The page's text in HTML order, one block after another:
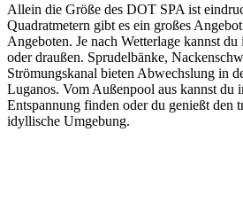
Allein die Größe des DOT SPA ist
Quadratmetern gibt es ein großes
Angeboten. Je nach Wetterlage kannst
oder draußen. Sprudelbänke,
Strömungskanal bieten Abwechslung in
Luganos. Vom Außenpool aus kannst du
Entspannung finden oder du genießt den
idyllische Umgebung.